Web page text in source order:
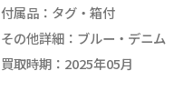
付属品：タグ・箱付
その他詳細：ブルー・デニム
買取時期：2025年05月